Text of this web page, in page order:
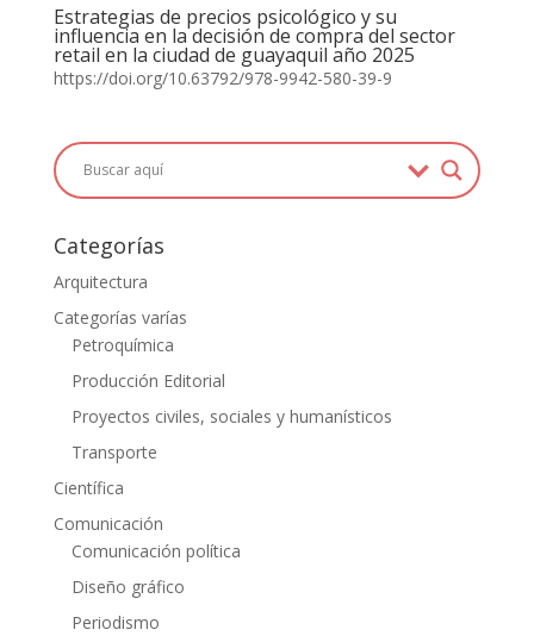
Estrategias de precios psicológico y su
influencia en la decisión de compra del sector
retail en la ciudad de guayaquil año 2025
https://doi.org/10.63792/978-9942-580-39-9
Categorías
Arquitectura
Categorías varías
Petroquímica
Producción Editorial
Proyectos civiles, sociales y humanísticos
Transporte
Científica
Comunicación
Comunicación política
Diseño gráfico
Periodismo